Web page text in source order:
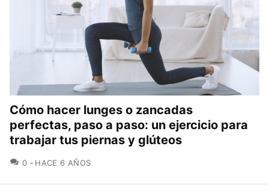
Cómo hacer lunges o zancadas
perfectas, paso a paso: un ejercicio para
trabajar tus piernas y glúteos
0 COMENTARIOS
HACE 6 AÑOS